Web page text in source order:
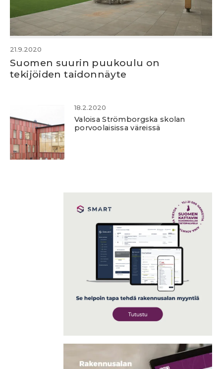
21.9.2020
Suomen suurin puukoulu on
tekijöiden taidonnäyte
18.2.2020
Valoisa Strömborgska skolan
porvoolaisissa väreissä